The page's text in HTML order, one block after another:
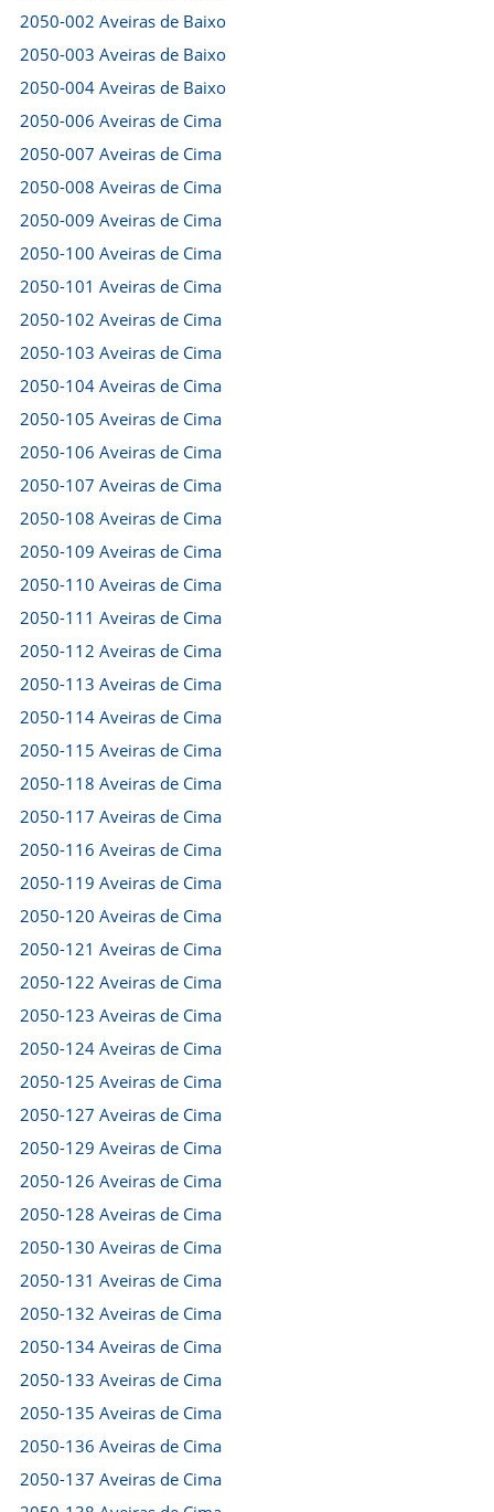
2050-002 Aveiras de Baixo
2050-003 Aveiras de Baixo
2050-004 Aveiras de Baixo
2050-006 Aveiras de Cima
2050-007 Aveiras de Cima
2050-008 Aveiras de Cima
2050-009 Aveiras de Cima
2050-100 Aveiras de Cima
2050-101 Aveiras de Cima
2050-102 Aveiras de Cima
2050-103 Aveiras de Cima
2050-104 Aveiras de Cima
2050-105 Aveiras de Cima
2050-106 Aveiras de Cima
2050-107 Aveiras de Cima
2050-108 Aveiras de Cima
2050-109 Aveiras de Cima
2050-110 Aveiras de Cima
2050-111 Aveiras de Cima
2050-112 Aveiras de Cima
2050-113 Aveiras de Cima
2050-114 Aveiras de Cima
2050-115 Aveiras de Cima
2050-118 Aveiras de Cima
2050-117 Aveiras de Cima
2050-116 Aveiras de Cima
2050-119 Aveiras de Cima
2050-120 Aveiras de Cima
2050-121 Aveiras de Cima
2050-122 Aveiras de Cima
2050-123 Aveiras de Cima
2050-124 Aveiras de Cima
2050-125 Aveiras de Cima
2050-127 Aveiras de Cima
2050-129 Aveiras de Cima
2050-126 Aveiras de Cima
2050-128 Aveiras de Cima
2050-130 Aveiras de Cima
2050-131 Aveiras de Cima
2050-132 Aveiras de Cima
2050-134 Aveiras de Cima
2050-133 Aveiras de Cima
2050-135 Aveiras de Cima
2050-136 Aveiras de Cima
2050-137 Aveiras de Cima